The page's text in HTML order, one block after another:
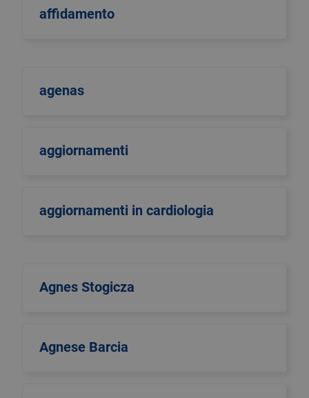
affidamento
agenas
aggiornamenti
aggiornamenti in cardiologia
Agnes Stogicza
Agnese Barcia